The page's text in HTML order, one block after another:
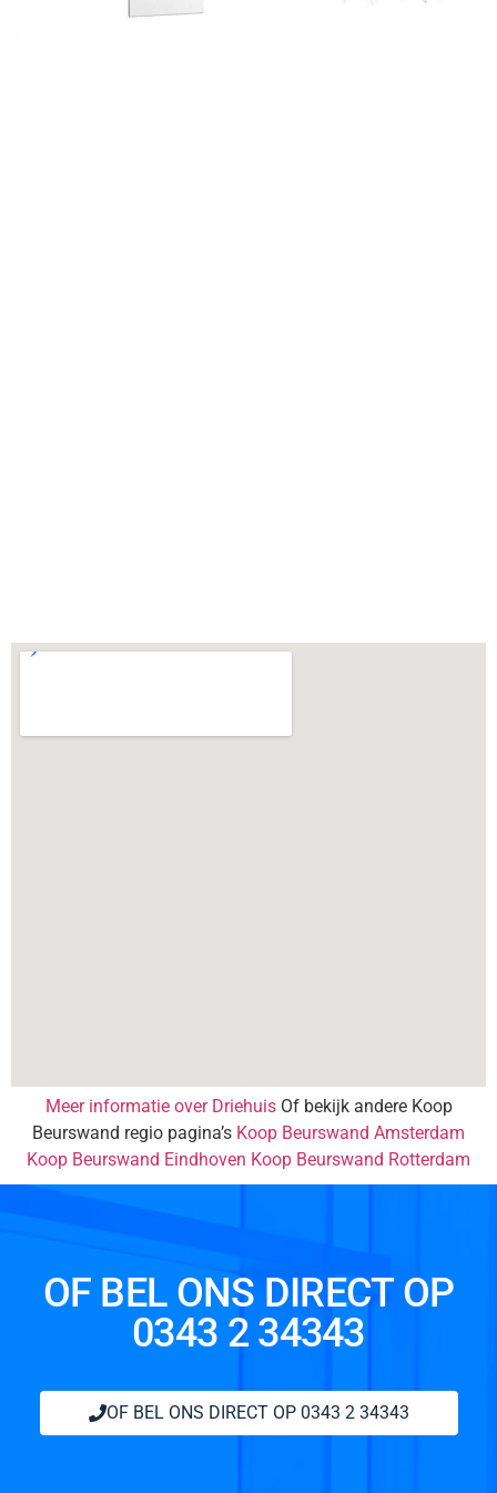
Meer informatie over DriehuisOf bekijk andere Koop
Beurswand regio pagina’s Koop Beurswand Amsterdam
Koop Beurswand Eindhoven Koop Beurswand Rotterdam
OF BEL ONS DIRECT OP
0343 2 34343
OF BEL ONS DIRECT OP 0343 2 34343